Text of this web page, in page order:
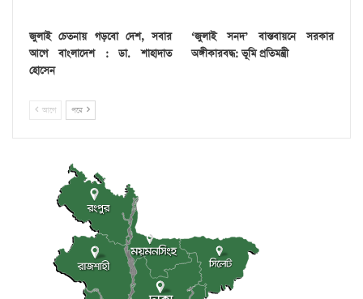
জুলাই চেতনায় গড়বো দেশ, সবার
আগে বাংলাদেশ : ডা. শাহাদাত
হোসেন
‘জুলাই সনদ’ বাস্তবায়নে সরকার
অঙ্গীকারবদ্ধ: ভূমি প্রতিমন্ত্রী
আগে পরে